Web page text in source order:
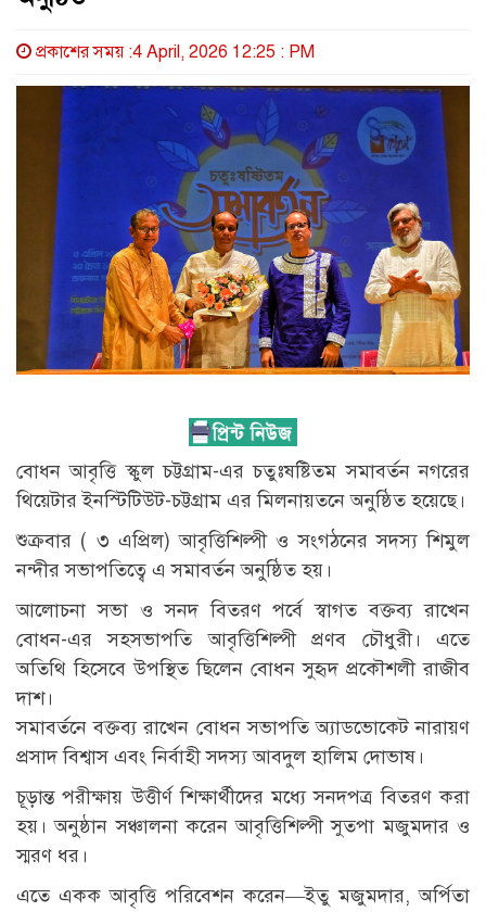
প্রকাশের সময় :4 April, 2026 12:25 : PM
বোধন আবৃত্তি স্কুল চট্টগ্রাম-এর চতুঃষষ্টিতম সমাবর্তন নগরের
থিয়েটার ইনস্টিটিউট-চট্টগ্রাম এর মিলনায়তনে অনুষ্ঠিত হয়েছে।
শুক্রবার ( ৩ এপ্রিল) আবৃত্তিশিল্পী ও সংগঠনের সদস্য শিমুল
নন্দীর সভাপতিত্বে এ সমাবর্তন অনুষ্ঠিত হয়।
আলোচনা সভা ও সনদ বিতরণ পর্বে স্বাগত বক্তব্য রাখেন
বোধন-এর সহসভাপতি আবৃত্তিশিল্পী প্রণব চৌধুরী। এতে
অতিথি হিসেবে উপস্থিত ছিলেন বোধন সুহৃদ প্রকৌশলী রাজীব
দাশ।
সমাবর্তনে বক্তব্য রাখেন বোধন সভাপতি অ্যাডভোকেট নারায়ণ
প্রসাদ বিশ্বাস এবং নির্বাহী সদস্য আবদুল হালিম দোভাষ।
চূড়ান্ত পরীক্ষায় উত্তীর্ণ শিক্ষার্থীদের মধ্যে সনদপত্র বিতরণ করা
হয়। অনুষ্ঠান সঞ্চালনা করেন আবৃত্তিশিল্পী সুতপা মজুমদার ও
স্মরণ ধর।
এতে একক আবৃত্তি পরিবেশন করেন—ইতু মজুমদার, অর্পিতা